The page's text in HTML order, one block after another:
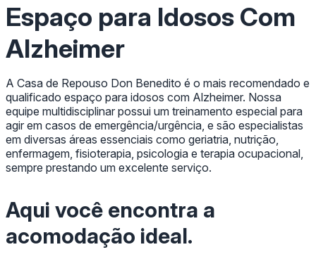
Espaço para Idosos Com
Alzheimer
A Casa de Repouso Don Benedito é o mais recomendado e
qualificado espaço para idosos com Alzheimer. Nossa
equipe multidisciplinar possui um treinamento especial para
agir em casos de emergência/urgência, e são especialistas
em diversas áreas essenciais como geriatria, nutrição,
enfermagem, fisioterapia, psicologia e terapia ocupacional,
sempre prestando um excelente serviço.
Aqui você encontra a
acomodação ideal.